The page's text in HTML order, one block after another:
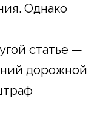
Однако
статье —
дорожной